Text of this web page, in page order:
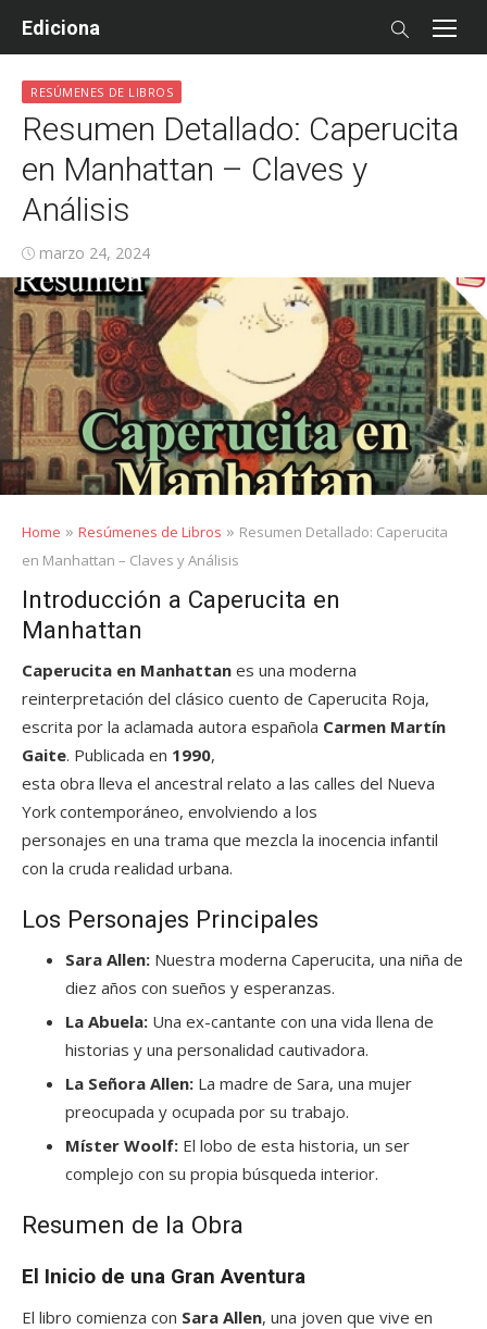
Ediciona
RESÚMENES DE LIBROS
Resumen Detallado: Caperucita
en Manhattan – Claves y
Análisis
Posted
on
marzo 24, 2024
Home » Resúmenes de Libros » Resumen Detallado: Caperucita
en Manhattan – Claves y Análisis
Introducción a Caperucita en
Manhattan
Caperucita en Manhattan es una moderna
reinterpretación del clásico cuento de Caperucita Roja,
escrita por la aclamada autora española Carmen Martín
Gaite. Publicada en 1990,
esta obra lleva el ancestral relato a las calles del Nueva
York contemporáneo, envolviendo a los
personajes en una trama que mezcla la inocencia infantil
con la cruda realidad urbana.
Los Personajes Principales
Sara Allen: Nuestra moderna Caperucita, una niña de
diez años con sueños y esperanzas.
La Abuela: Una ex-cantante con una vida llena de
historias y una personalidad cautivadora.
La Señora Allen: La madre de Sara, una mujer
preocupada y ocupada por su trabajo.
Míster Woolf: El lobo de esta historia, un ser
complejo con su propia búsqueda interior.
Resumen de la Obra
El Inicio de una Gran Aventura
El libro comienza con Sara Allen, una joven que vive en